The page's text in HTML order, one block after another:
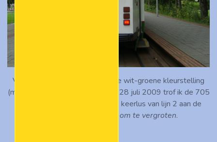
Vanaf 1993 werd er een nieuwe wit-groene kleurstelling
(met rode details) ingevoerd. Op 28 juli 2009 trof ik de 705
in deze uitmonstering aan in de keerlus van lijn 2 aan de
Klik om te vergroten.